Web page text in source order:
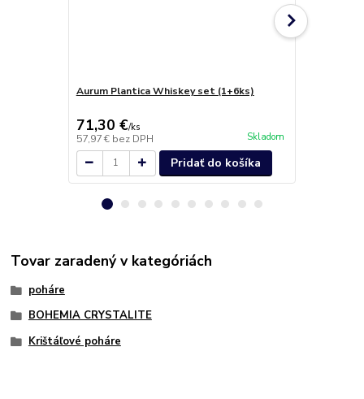
Aurum Plantica Whiskey set (1+6ks)
71,30 €/ks
57,97 € bez DPH Skladom
Pridať do košíka
Tovar zaradený v kategóriách
poháre
BOHEMIA CRYSTALITE
Krištáľové poháre